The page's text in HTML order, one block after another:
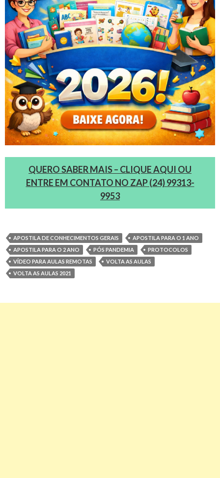
QUERO SABER MAIS – CLIQUE AQUI OU
ENTRE EM CONTATO NO ZAP (24) 99313-
9953
APOSTILA DE CONHECIMENTOS GERAIS
APOSTILA PARA O 1 ANO
APOSTILA PARA O 2 ANO
PÓS PANDEMIA
PROTOCOLOS
VÍDEO PARA AULAS REMOTAS
VOLTA AS AULAS
VOLTA AS AULAS 2021